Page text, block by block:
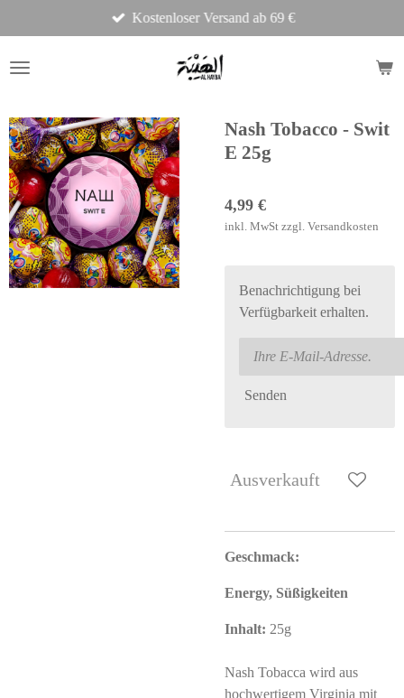
Hauptinhalt
springen
Kostenloser Versand ab 69 €
Nash Tobacco - Swit
E 25g
4,99 €
inkl. MwSt zzgl. Versandkosten
Benachrichtigung bei
Verfügbarkeit erhalten.
Senden
Ausverkauft
Geschmack:
Energy, Süßigkeiten
Inhalt: 25g
Nash Tobacca wird aus
hochwertigem Virginia mit